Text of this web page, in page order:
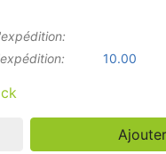
10.00
de Gril à double